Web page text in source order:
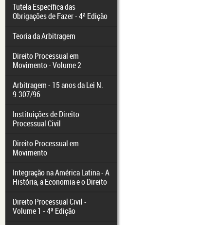
Tutela Específica das
Obrigações de Fazer - 4ª Edição
Teoria da Arbitragem
Direito Processual em
Movimento - Volume 2
Arbitragem - 15 anos da Lei N.
9.307/96
Instituições de Direito
Processual Civil
Direito Processual em
Movimento
Integração na América Latina - A
História, a Economia e o Direito
Direito Processual Civil -
Volume 1 - 4ª Edição